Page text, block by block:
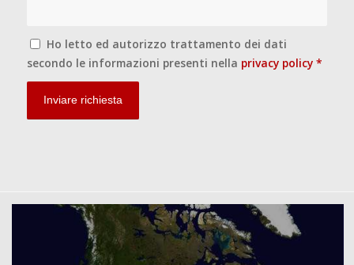
Ho letto ed autorizzo trattamento dei dati
secondo le informazioni presenti nella privacy policy *